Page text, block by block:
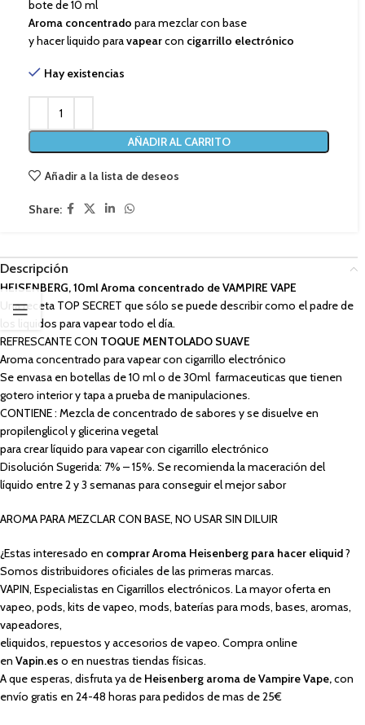
bote de 10 ml
Aroma concentrado para mezclar con base
y hacer liquido paravapearcon cigarrillo electrónico
Hay existencias
AÑADIR AL CARRITO
Añadir a la lista de deseos
Share:
Descripción
HEISENBERG, 10mlAroma concentrado deVAMPIRE VAPE
Una receta TOP SECRET que sólo se puede describir como el padre de
los liquidos para vapear todo el día.
REFRESCANTE CON TOQUE MENTOLADO SUAVE
Aroma concentrado para vapear con cigarrillo electrónico
Se envasa en botellas de 10 ml o de 30ml farmaceuticas que tienen
gotero interior y tapa a prueba de manipulaciones.
CONTIENE : Mezcla de concentrado de sabores y se disuelve en
propilenglicol y glicerina vegetal
para crear líquido para vapear con cigarrillo electrónico
Disolución Sugerida: 7% – 15%. Se recomienda la maceración del
líquido entre 2 y 3 semanas para conseguir el mejor sabor
AROMA PARA MEZCLAR CON BASE, NO USAR SIN DILUIR
¿Estas interesado en comprar Aroma Heisenberg para hacer eliquid?
Somos distribuidores oficiales de las primeras marcas.
VAPIN, Especialistas en Cigarrillos electrónicos. La mayor oferta en
vapeo, pods, kits de vapeo, mods, baterías para mods, bases, aromas,
vapeadores,
eliquidos, repuestos y accesorios de vapeo. Compra online
en Vapin.es o en nuestras tiendas físicas.
A que esperas, disfruta ya de Heisenberg aroma de Vampire Vape,con
envío gratis en 24-48 horas para pedidos de mas de 25€